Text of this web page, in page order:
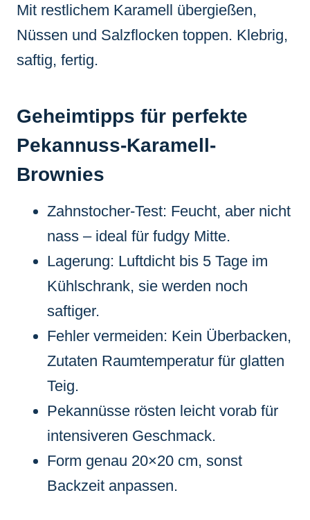
Mit restlichem Karamell übergießen,
Nüssen und Salzflocken toppen. Klebrig,
saftig, fertig.
Geheimtipps für perfekte
Pekannuss-Karamell-
Brownies
Zahnstocher-Test: Feucht, aber nicht
nass – ideal für fudgy Mitte.
Lagerung: Luftdicht bis 5 Tage im
Kühlschrank, sie werden noch
saftiger.
Fehler vermeiden: Kein Überbacken,
Zutaten Raumtemperatur für glatten
Teig.
Pekannüsse rösten leicht vorab für
intensiveren Geschmack.
Form genau 20×20 cm, sonst
Backzeit anpassen.